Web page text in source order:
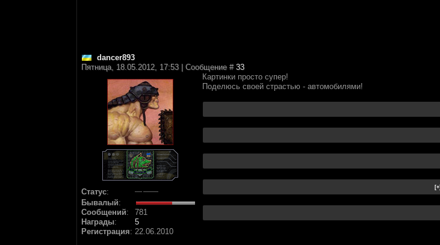
dancer893
Пятница, 18.05.2012, 17:53 | Сообщение # 33
Статус:
Бывалый:
Сообщений:
781
Награды:
5
Регистрация: 22.06.2010
Картинки просто супер!
Поделюсь своей страстью - автомобилями!